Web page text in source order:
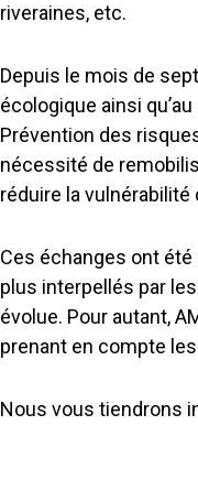
riveraines, etc.
Depuis le mois de
écologique ainsi
Prévention des
nécessité de
réduire la
Ces échanges ont été
plus interpellés par
évolue. Pour autant,
prenant en compte
Nous vous tiendrons